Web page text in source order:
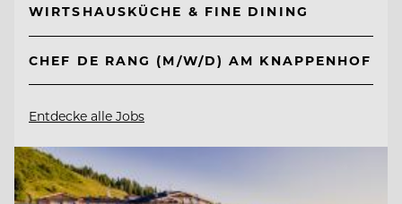
WIRTSHAUSKÜCHE & FINE DINING
CHEF DE RANG (M/W/D) AM KNAPPENHOF
Entdecke alle Jobs